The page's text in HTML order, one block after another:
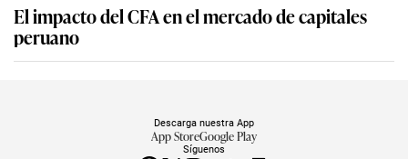
El impacto del CFA en el mercado de capitales
peruano
Síguenos
Descarga nuestra App
App StoreGoogle Play